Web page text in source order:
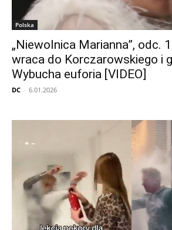
Polska
„Niewolnica Marianna”, odc.
wraca do Korczarowskiego i
Wybucha euforia [VIDEO]
DC - 6.01.2026